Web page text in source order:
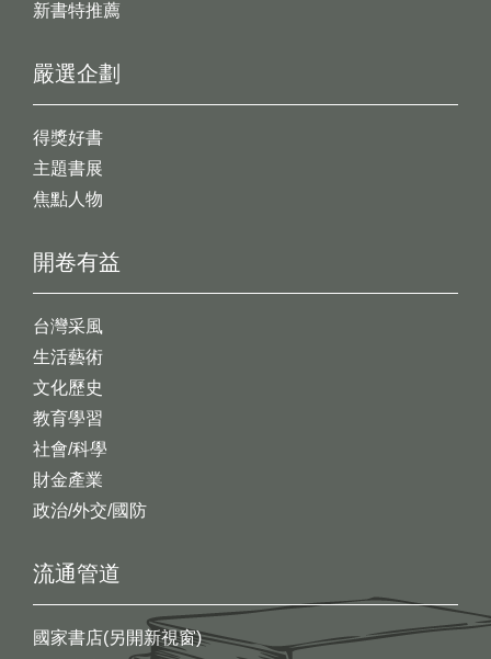
新書特推薦
開卷有益
台灣采風
生活藝術
文化歷史
教育學習
社會/科學
財金產業
政治/外交/國防
嚴選企劃
得獎好書
主題書展
焦點人物
流通管道
國家書店(另開新視窗)